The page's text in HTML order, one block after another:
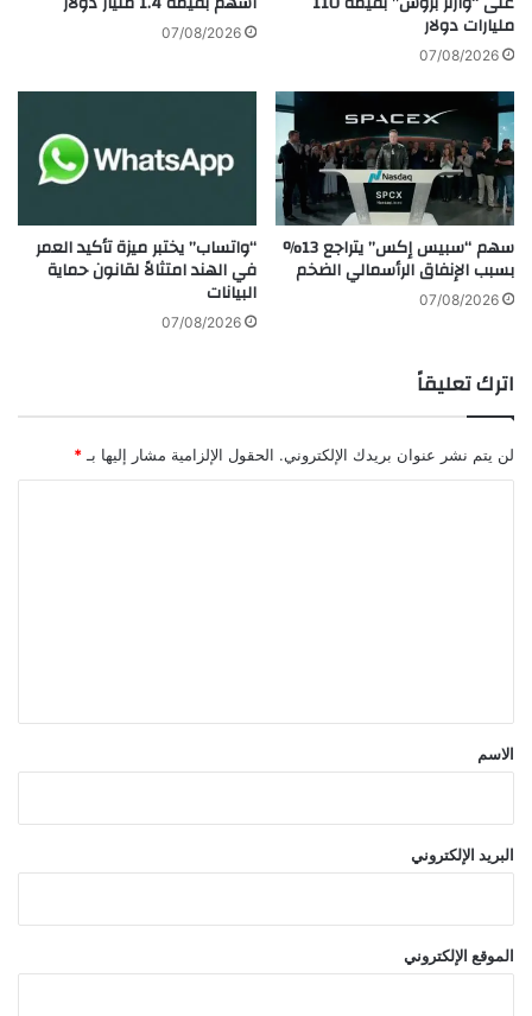
ص
ر
"
ل
ح
م
غ
ز
ا
ل
"
ل
ق
ص
ا
ل
م
ع
ا
ن
ا
ة
ح
ي
ا
ل
مليارات دولار
07/08/2026
07/08/2026
سهم “سبيس إكس” يتراجع 13%
بسبب الإنفاق الرأسمالي الضخم
07/08/2026
“واتساب” يختبر ميزة تأكيد العمر
في الهند امتثالاً لقانون حماية
البيانات
07/08/2026
اترك تعليقاً
لن يتم نشر عنوان بريدك الإلكتروني. الحقول الإلزامية مشار إليها بـ*
*
الاسم
البريد الإلكتروني
الموقع الإلكتروني